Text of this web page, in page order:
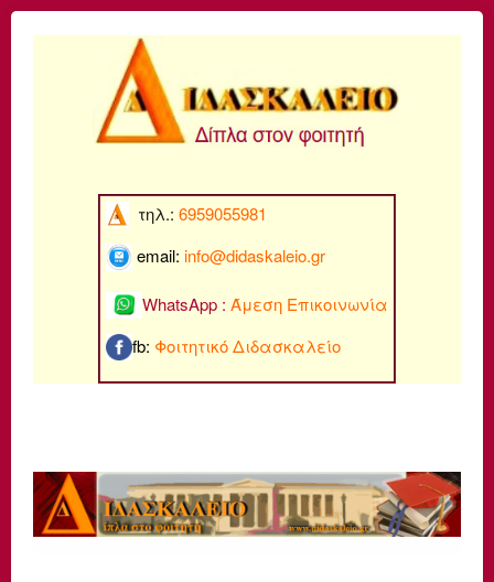
τηλ.: 6959055981
email: info@didaskaleio.gr
WhatsApp : Άμεση Επικοινωνία
fb: Φοιτητικό Διδασκαλείο